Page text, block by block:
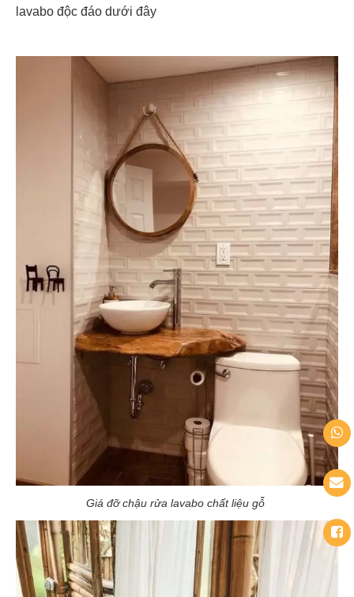
lavabo độc đáo dưới đây
Giá đỡ chậu rửa lavabo chất liệu gỗ